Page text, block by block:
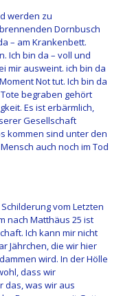
werden zu
Dornbusch
– am Krankenbett.
Ich bin da – voll und
mir ausweint. ich bin da
Not tut. Ich bin da
begraben gehört
Es ist erbärmlich,
Gesellschaft
kommen sind unter den
auch noch im Tod
vom Letzten
nach Matthäus 25 ist
Ich kann mir nicht
Jährchen, die wir hier
wird. In der Hölle
dass wir
das, was wir aus